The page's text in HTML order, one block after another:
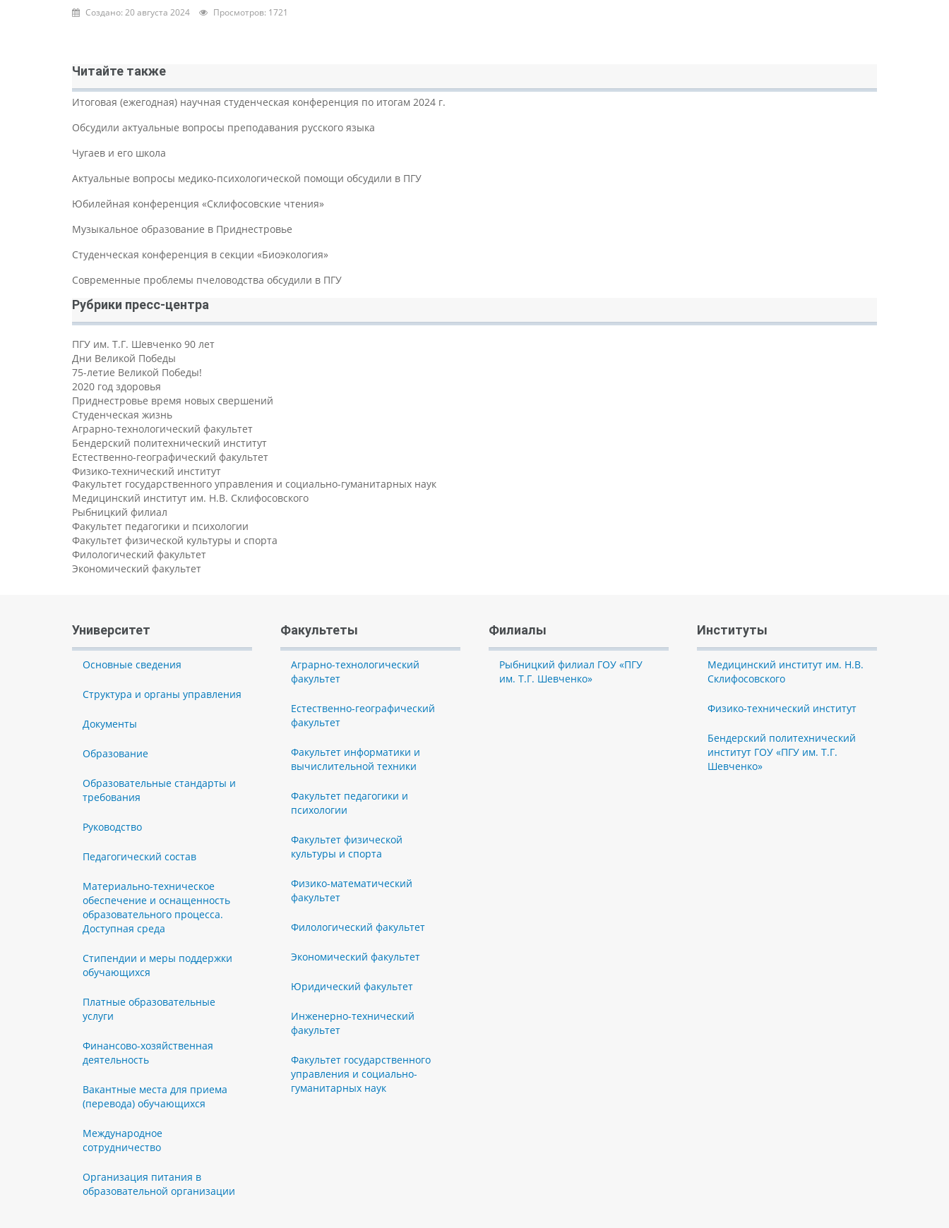
Создано: 20 августа 2024 Просмотров: 1721
Читайте также
Итоговая (ежегодная) научная студенческая конференция по итогам 2024 г.
Обсудили актуальные вопросы преподавания русского языка
Чугаев и его школа
Актуальные вопросы медико-психологической помощи обсудили в ПГУ
Юбилейная конференция «Склифосовские чтения»
Музыкальное образование в Приднестровье
Студенческая конференция в секции «Биоэкология»
Современные проблемы пчеловодства обсудили в ПГУ
Рубрики пресс-центра
ПГУ им. Т.Г. Шевченко 90 лет
Дни Великой Победы
75-летие Великой Победы!
2020 год здоровья
Приднестровье время новых свершений
Студенческая жизнь
Аграрно-технологический факультет
Бендерский политехнический институт
Естественно-географический факультет
Физико-технический институт
Факультет государственного управления и социально-гуманитарных наук
Медицинский институт им. Н.В. Склифосовского
Рыбницкий филиал
Факультет педагогики и психологии
Факультет физической культуры и спорта
Филологический факультет
Экономический факультет
Университет
Основные сведения
Структура и органы управления
Документы
Образование
Образовательные стандарты и
требования
Руководство
Педагогический состав
Материально-техническое
обеспечение и оснащенность
образовательного процесса.
Доступная среда
Стипендии и меры поддержки
обучающихся
Платные образовательные
услуги
Финансово-хозяйственная
деятельность
Вакантные места для приема
(перевода) обучающихся
Международное
сотрудничество
Организация питания в
образовательной организации
Факультеты
Аграрно-технологический
факультет
Естественно-географический
факультет
Факультет информатики и
вычислительной техники
Факультет педагогики и
психологии
Факультет физической
культуры и спорта
Физико-математический
факультет
Филологический факультет
Экономический факультет
Юридический факультет
Инженерно-технический
факультет
Факультет государственного
управления и социально-
гуманитарных наук
Филиалы
Рыбницкий филиал ГОУ «ПГУ
им. Т.Г. Шевченко»
Институты
Медицинский институт им. Н.В.
Склифосовского
Физико-технический институт
Бендерский политехнический
институт ГОУ «ПГУ им. Т.Г.
Шевченко»